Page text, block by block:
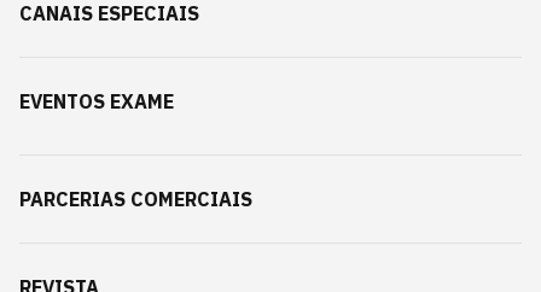
CANAIS ESPECIAIS
EVENTOS EXAME
PARCERIAS COMERCIAIS
REVISTA